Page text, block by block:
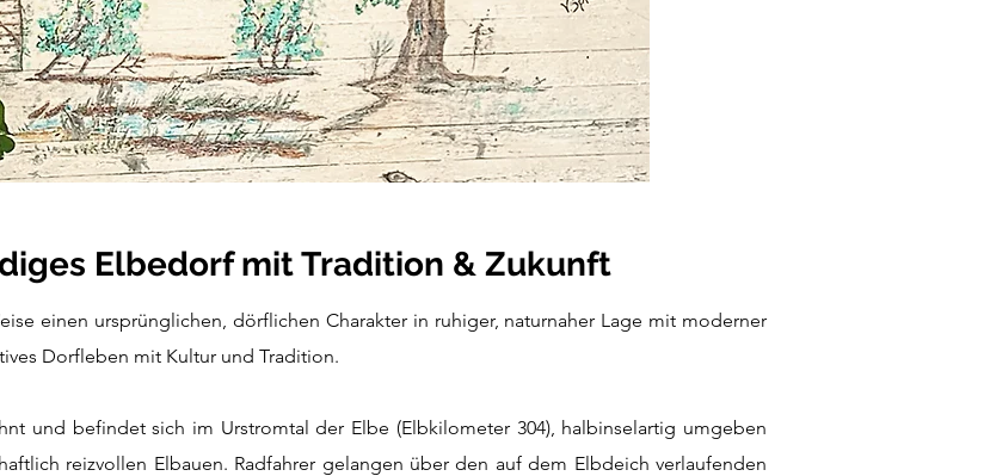
Elbedorf mit Tradition & Zukunft
einen ursprünglichen, dörflichen Charakter in ruhiger, naturnaher Lage mit moderner
Dorfleben mit Kultur und Tradition.
und befindet sich im Urstromtal der Elbe (Elbkilometer 304), halbinselartig umgeben
reizvollen Elbauen. Radfahrer gelangen über den auf dem Elbdeich verlaufenden